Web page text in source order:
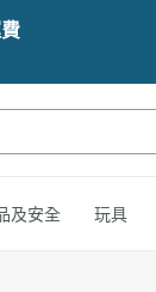
及安全 玩具